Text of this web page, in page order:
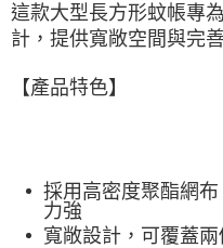
每筆NT$80，滿NT$490(含以
離島宅配
每筆NT$80，滿NT$490(含以
這款大型長方形蚊帳專
計，提供寬敞空間與完
【產品特色】
採用高密度聚酯網
力強
寬敞設計，可覆蓋